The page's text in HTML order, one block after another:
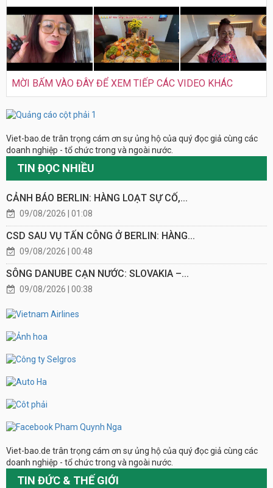
MỜI BẤM VÀO ĐÂY ĐỂ XEM TIẾP CÁC VIDEO KHÁC
Viet-bao.de trân trọng cám ơn sự ủng hộ của quý đọc giả cùng các
doanh nghiệp - tổ chức trong và ngoài nước.
TIN ĐỌC NHIỀU
CẢNH BÁO BERLIN: HÀNG LOẠT SỰ CỐ,...
09/08/2026 | 01:08
CSD SAU VỤ TẤN CÔNG Ở BERLIN: HÀNG...
09/08/2026 | 00:48
SÔNG DANUBE CẠN NƯỚC: SLOVAKIA –...
09/08/2026 | 00:38
Viet-bao.de trân trọng cám ơn sự ủng hộ của quý đọc giả cùng các
doanh nghiệp - tổ chức trong và ngoài nước.
TIN ĐỨC & THẾ GIỚI